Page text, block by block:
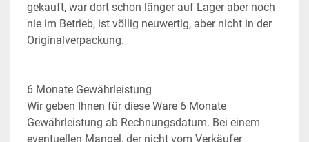
gekauft, war dort schon länger auf Lager aber noch
nie im Betrieb, ist völlig neuwertig, aber nicht in der
Originalverpackung.
6 Monate Gewährleistung
Wir geben Ihnen für diese Ware 6 Monate
Gewährleistung ab Rechnungsdatum. Bei einem
eventuellen Mangel, der nicht vom Verkäufer